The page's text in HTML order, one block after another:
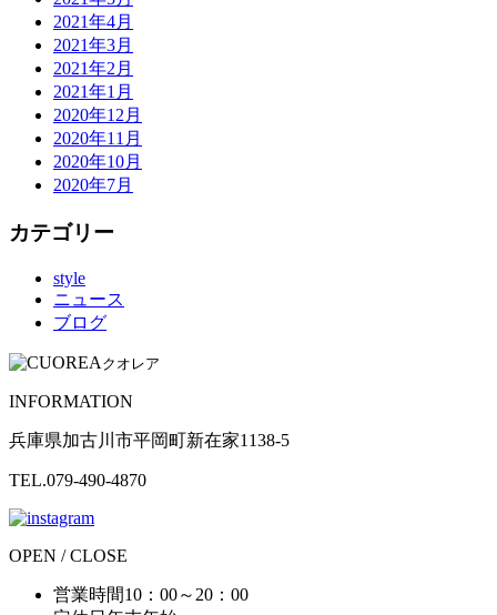
2021年4月
2021年3月
2021年2月
2021年1月
2020年12月
2020年11月
2020年10月
2020年7月
カテゴリー
style
ニュース
ブログ
クオレア
INFORMATION
兵庫県加古川市平岡町新在家1138-5
TEL.079-490-4870
OPEN / CLOSE
営業時間10：00～20：00